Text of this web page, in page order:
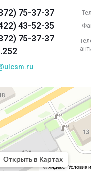
75-37-37
43-52-35
75-37-37